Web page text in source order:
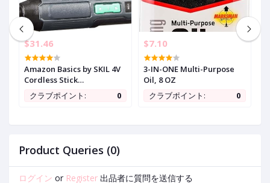
$31.46
Amazon Basics by SKIL 4V
Cordless Stick
Screwdriver with 10-Piece
Bit Set, USB Cable, LED
クラブポイント: 0
$7.10
3-IN-ONE Multi-Purpose
Oil, 8 OZ
クラブポイント:
0
Product Queries (0)
ログイン or Register 出品者に質問を送信する